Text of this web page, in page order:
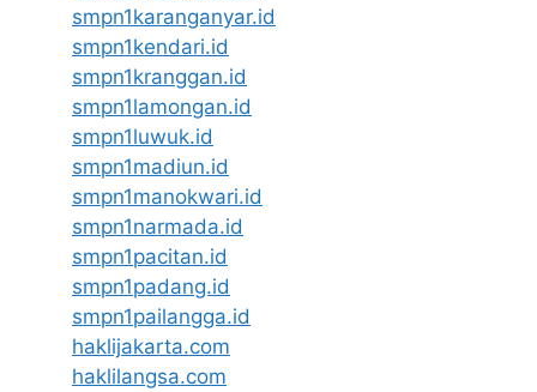
smpn1karanganyar.id
smpn1kendari.id
smpn1kranggan.id
smpn1lamongan.id
smpn1luwuk.id
smpn1madiun.id
smpn1manokwari.id
smpn1narmada.id
smpn1pacitan.id
smpn1padang.id
smpn1pailangga.id
haklijakarta.com
haklilangsa.com